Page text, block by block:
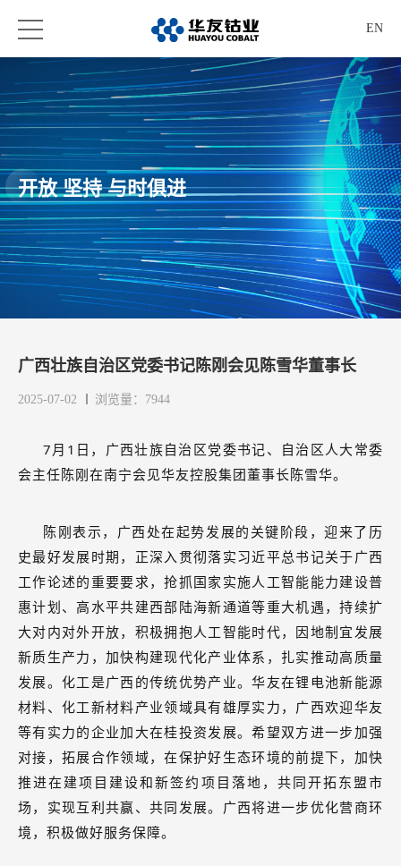
EN
开放 坚持 与时俱进
广西壮族自治区党委书记陈刚会见陈雪华董事长
2025-07-02 浏览量：7944
7月1日，广西壮族自治区党委书记、自治区人大常委
会主任陈刚在南宁会见华友控股集团董事长陈雪华。
陈刚表示，广西处在起势发展的关键阶段，迎来了历
史最好发展时期，正深入贯彻落实习近平总书记关于广西
工作论述的重要要求，抢抓国家实施人工智能能力建设普
惠计划、高水平共建西部陆海新通道等重大机遇，持续扩
大对内对外开放，积极拥抱人工智能时代，因地制宜发展
新质生产力，加快构建现代化产业体系，扎实推动高质量
发展。化工是广西的传统优势产业。华友在锂电池新能源
材料、化工新材料产业领域具有雄厚实力，广西欢迎华友
等有实力的企业加大在桂投资发展。希望双方进一步加强
对接，拓展合作领域，在保护好生态环境的前提下，加快
推进在建项目建设和新签约项目落地，共同开拓东盟市
场，实现互利共赢、共同发展。广西将进一步优化营商环
境，积极做好服务保障。